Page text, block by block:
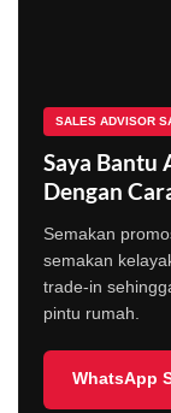
SALES ADVISOR
Saya Bantu
Dengan
Semakan
semakan
trade-in
pintu rumah.
WhatsApp